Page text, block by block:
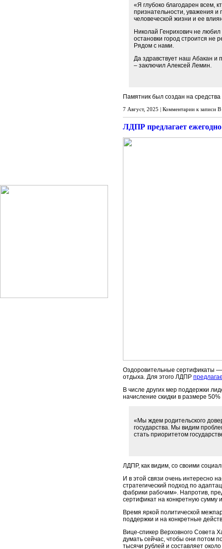
«Я глубоко благодарен всем,
признательности, уважения и
человеческой жизни и ее
Николай Генрихович не любил
остановки город строится
Рядом с нами.
Да здравствует наш Абакан и
– заключил Алексей Лемин.
Памятник был создан на
7 Август, 2025 | Комментарии к записи
ЛДПР предлагает
Оздоровительные сертификаты —
отдыха. Для этого ЛДПР
В числе других мер поддержки
начисление скидки в размере
«Мы ждем родительского
государства. Мы видим
стать приоритетом
ЛДПР, как видим, со своими
И в этой связи очень интересно
стратегический подход по
фабрики рабочим». Напротив,
сертификат на конкретную сумму
Время яркой политической
поддержки и на конкретные
Вице-спикер Верховного Совета
думать сейчас, чтобы они потом
тысячи рублей и составляет